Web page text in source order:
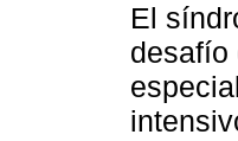
El
desafío